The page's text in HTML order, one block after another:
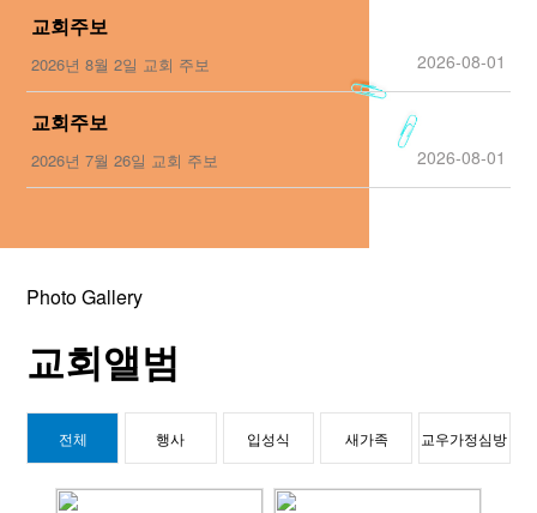
교회주보
2026년 8월 2일 교회 주보 2026-08-01
교회주보
2026년 7월 26일 교회 주보 2026-08-01
Photo Gallery
교회앨범
전체 행사 입성식 새가족 교우가정심방